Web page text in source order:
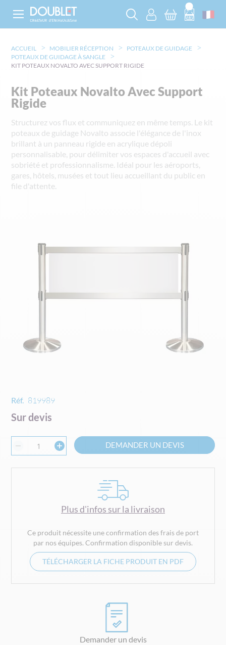
ACCUEIL MOBILIER RÉCEPTION
POTEAUX DE GUIDAGE
POTEAUX DE GUIDAGE À SANGLE
KIT POTEAUX NOVALTO AVEC SUPPORT RIGIDE
Réf. 819989
Sur devis
DEMANDER UN DEVIS
Plus d'infos sur la livraison
Ce produit nécessite une confirmation des frais de port
par nos équipes. Confirmation disponible sur devis.
TÉLÉCHARGER LA FICHE PRODUIT EN PDF
Kit Poteaux Novalto Avec Support
Rigide
Structurez vos flux et communiquez en même temps. Le kit
poteaux de guidage Novalto associe l'élégance de l'inox
brillant à un panneau rigide en acrylique dépoli
personnalisable, pour délimiter vos espaces d'accueil avec
sobriété et professionnalisme. Idéal pour les aéroports,
gares, hôtels, musées et tout lieu accueillant du public en
file d'attente.
Skip
the
of
gallery
Demander un devis